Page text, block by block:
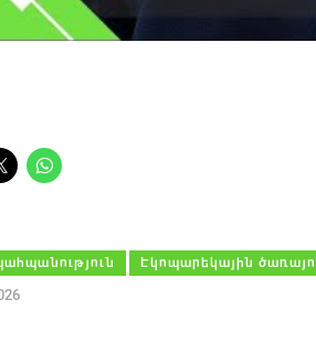
Էկոպարեկային